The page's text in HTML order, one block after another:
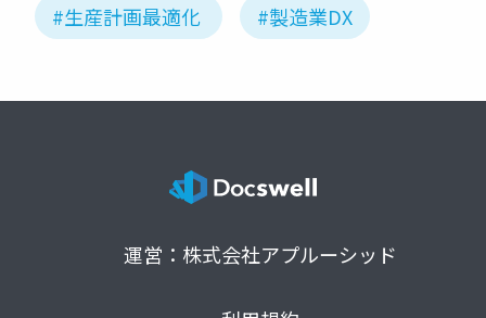
#生産計画最適化 #製造業DX
運営：株式会社アプルーシッド